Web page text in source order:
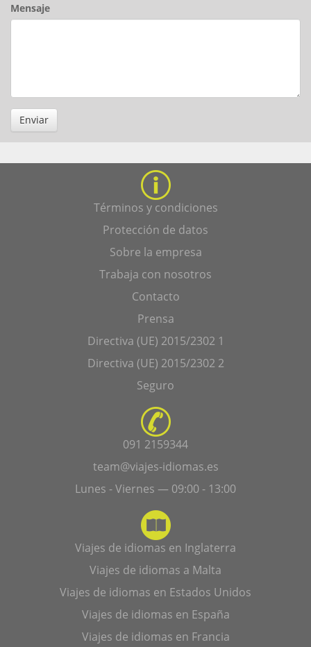
Mensaje
Enviar
Términos y condiciones
Protección de datos
Sobre la empresa
Trabaja con nosotros
Contacto
Prensa
Directiva (UE) 2015/2302 1
Directiva (UE) 2015/2302 2
Seguro
091 2159344
team@viajes-idiomas.es
Lunes - Viernes — 09:00 - 13:00
Viajes de idiomas en Inglaterra
Viajes de idiomas a Malta
Viajes de idiomas en Estados Unidos
Viajes de idiomas en España
Viajes de idiomas en Francia